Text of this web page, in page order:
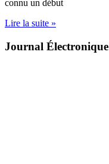
connu un début
Lire la suite »
Journal Électronique